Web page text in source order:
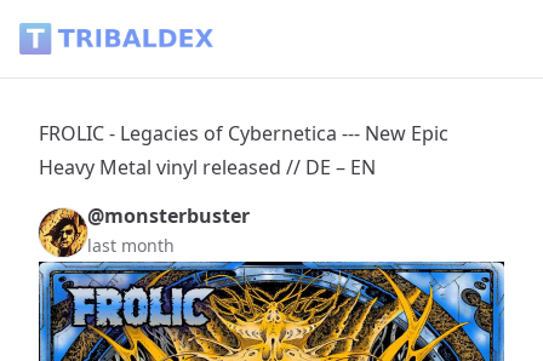
FROLIC - Legacies of Cybernetica --- New Epic
Heavy Metal vinyl released // DE – EN
@monsterbuster
last month